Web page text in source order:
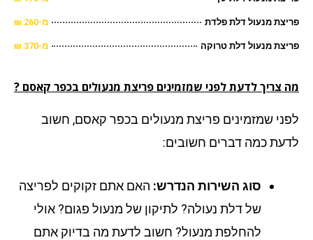
מנעול דלת פלדת מ-260 ₪
מנעול דלת טרוקה מ-370 ₪
צריך לדעת לפני שמזמינים פריצת מנעולים בכפר קאסם ?
שמזמינים פריצת מנעולים בכפר קאסם, חשוב
כמה דברים חשובים:
סוג השירות הנדרש:האם אתם זקוקים לפריצה
של דלת נעולה? לתיקון של מנעול פגום? אולי
להחלפת מנעול? חשוב לדעת מה בדיוק אתם